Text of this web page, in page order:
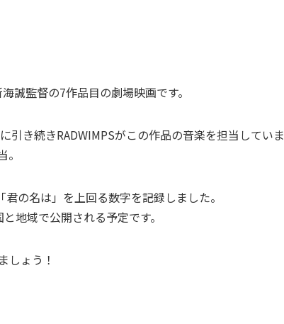
誠監督の7作品目の劇場映画です。
き続きRADWIMPSがこの作品の音楽を担当していま
の名は」を上回る数字を記録しました。
地域で公開される予定です。
しょう！